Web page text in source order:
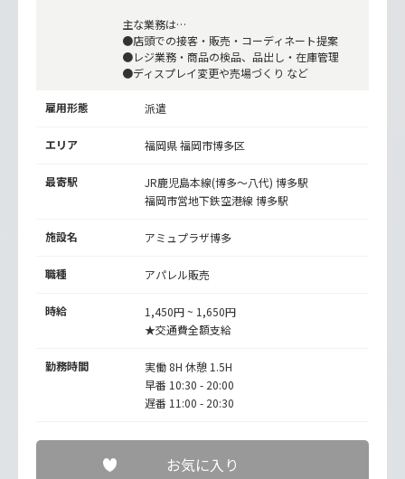
主な業務は…
●店頭での接客・販売・コーディネート提案
●レジ業務・商品の検品、品出し・在庫管理
●ディスプレイ変更や売場づくり など
雇用形態 派遣
エリア 福岡県 福岡市博多区
最寄駅 JR鹿児島本線(博多～八代)博多駅
福岡市営地下鉄空港線博多駅
施設名 アミュプラザ博多
職種 アパレル販売
時給
1,450円 ~ 1,650円
★交通費全額支給
勤務時間
実働 8H 休憩 1.5H
早番 10:30 - 20:00
遅番 11:00 - 20:30
お気に入り